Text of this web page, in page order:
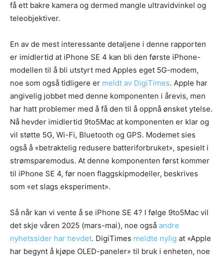
få ett bakre kamera og dermed mangle ultravidvinkel og
teleobjektiver.
En av de mest interessante detaljene i denne rapporten
er imidlertid at iPhone SE 4 kan bli den første iPhone-
modellen til å bli utstyrt med Apples eget 5G-modem,
noe som også tidligere er meldt av DigiTimes. Apple har
angivelig jobbet med denne komponenten i årevis, men
har hatt problemer med å få den til å oppnå ønsket ytelse.
Nå hevder imidlertid 9to5Mac at komponenten er klar og
vil støtte 5G, Wi-Fi, Bluetooth og GPS. Modemet sies
også å «betraktelig redusere batteriforbruket», spesielt i
strømsparemodus. At denne komponenten først kommer
til iPhone SE 4, før noen flaggskipmodeller, beskrives
som «et slags eksperiment».
Så når kan vi vente å se iPhone SE 4? I følge 9to5Mac vil
det skje våren 2025 (mars-mai), noe også andre
nyhetssider har hevdet. DigiTimes meldte nylig at «Apple
har begynt å kjøpe OLED-paneler» til bruk i enheten, noe